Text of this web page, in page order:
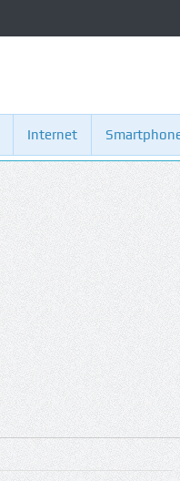
Internet